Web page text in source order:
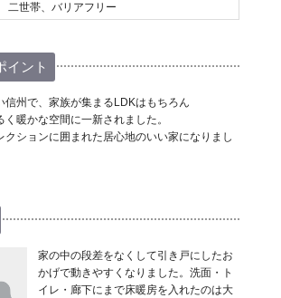
二世帯、バリアフリー
イント
信州で、家族が集まるLDKはもちろん
暖かな空間に一新されました。
クションに囲まれた居心地のいい家になりまし
家の中の段差をなくして引き戸にしたお
かげで動きやすくなりました。洗面・ト
イレ・廊下にまで床暖房を入れたのは大